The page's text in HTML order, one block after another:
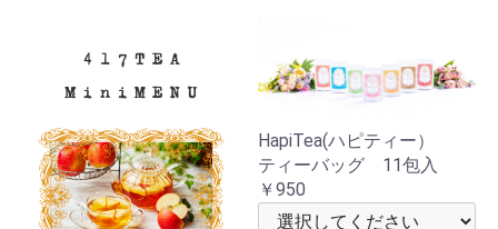
HapiTea(ハピティー）
ティーバッグ 11包入
￥950